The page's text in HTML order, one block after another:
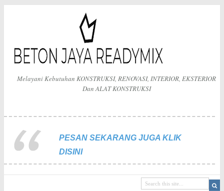
Melayani Kebutuhan KONSTRUKSI, RENOVASI, INTERIOR, EKSTERIOR
Dan ALAT KONSTRUKSI
PESAN SEKARANG JUGA KLIK
DISINI